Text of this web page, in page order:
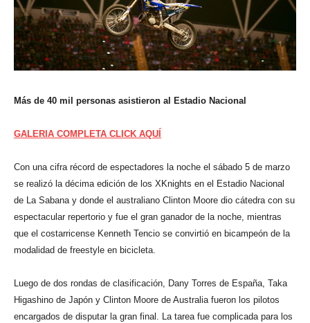
Más de 40 mil personas asistieron al Estadio Nacional
GALERIA COMPLETA CLICK AQUÍ
Con una cifra récord de espectadores la noche el sábado 5 de marzo
se realizó la décima edición de los XKnights en el Estadio Nacional
de La Sabana y donde el australiano Clinton Moore dio cátedra con su
espectacular repertorio y fue el gran ganador de la noche, mientras
que el costarricense Kenneth Tencio se convirtió en bicampeón de la
modalidad de freestyle en bicicleta.
Luego de dos rondas de clasificación, Dany Torres de España, Taka
Higashino de Japón y Clinton Moore de Australia fueron los pilotos
encargados de disputar la gran final. La tarea fue complicada para los